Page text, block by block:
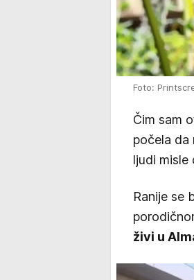
Foto:
Čim sam
počela da
ljudi misle
Ranije se
živi u